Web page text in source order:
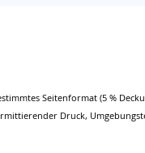
Seitenformat (5 %
Druck,